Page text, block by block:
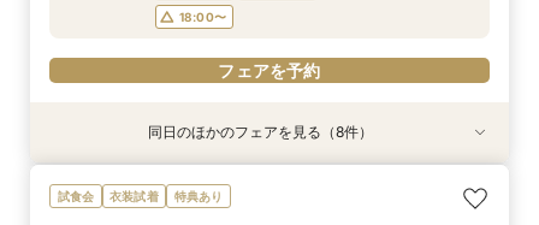
18:00〜
フェアを予約
特典あり 動画あり
＜初めての式場見学＞心躍る花嫁の第一歩♪ゆっ
たり相談＆見学会
特典あり
【特別婚】マタニティ婚＆パパママキッズ婚に◎
準備安心相談会*
特典あり
【料理重視の方◎】シェフ渾身コース試食＆おも
てなし料理特典
【60分クイックフェア】会場見学＆相談会*初見
学にも◎
特典あり
【全館OK】大切な”ペット”と過ごす挙式＆披露
宴フェア
【遠方の方◎オンライン相談会】スマホで簡単！
豪華5大特典付き
特典あり
【10名～会食プラン】貸切邸宅で叶える少人数ウ
エディング相談会
特典あり
【カメラマン指名可】テーマ設定で叶える充実の
フォト婚フェア
同日のほかのフェアを見る（8件）
試食会 衣装試着 特典あり